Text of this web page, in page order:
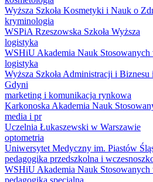
Wyższa Szkoła Kosmetyki i Nauk o
kryminologia
WSPiA Rzeszowska Szkoła Wyższa
logistyka
WSHiU Akademia Nauk Stosowanych
logistyka
Wyższa Szkoła Administracji i
Gdyni
marketing i komunikacja rynkowa
Karkonoska Akademia Nauk
media i pr
Uczelnia Łukaszewski w Warszawie
optometria
Uniwersytet Medyczny im. Piastów
pedagogika przedszkolna i
WSHiU Akademia Nauk Stosowanych
pedagogika specjalna